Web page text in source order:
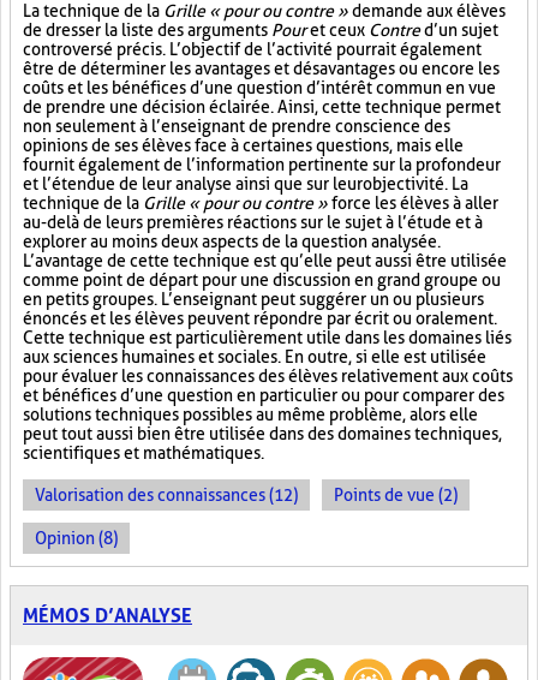
La technique de la Grille « pour ou contre »demande aux élèves
de dresser la liste des arguments Pouret ceux Contred’un sujet
controversé précis. L’objectif de l’activité pourrait également
être de déterminer les avantages et désavantages ou encore les
coûts et les bénéfices d’une question d’intérêt commun en vue
de prendre une décision éclairée. Ainsi, cette technique permet
non seulement à l’enseignant de prendre conscience des
opinions de ses élèves face à certaines questions, mais elle
fournit également de l’information pertinente sur la profondeur
et l’étendue de leur analyse ainsi que sur leur objectivité. La
technique de la Grille « pour ou contre »force les élèves à aller
au-delà de leurs premières réactions sur le sujet à l’étude et à
explorer au moins deux aspects de la question analysée.
L’avantage de cette technique est qu’elle peut aussi être utilisée
comme point de départ pour une discussion en grand groupe ou
en petits groupes. L’enseignant peut suggérer un ou plusieurs
énoncés et les élèves peuvent répondre par écrit ou oralement.
Cette technique est particulièrement utile dans les domaines liés
aux sciences humaines et sociales. En outre, si elle est utilisée
pour évaluer les connaissances des élèves relativement aux coûts
et bénéfices d’une question en particulier ou pour comparer des
solutions techniques possibles au même problème, alors elle
peut tout aussi bien être utilisée dans des domaines techniques,
scientifiques et mathématiques.
Valorisation des connaissances (12) Points de vue (2)
Opinion (8)
MÉMOS D’ANALYSE